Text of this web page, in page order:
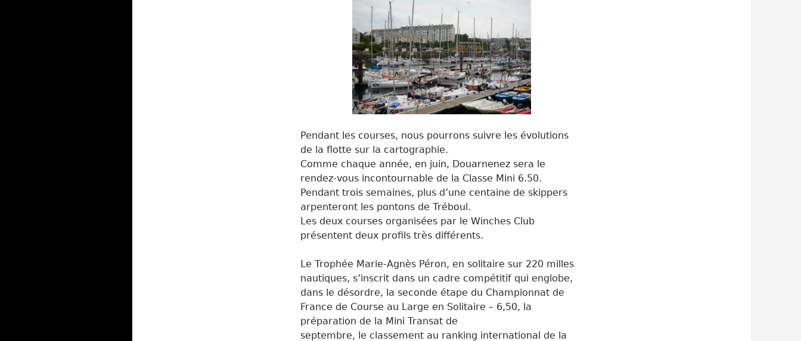
Pendant les courses, nous pourrons suivre les évolutions
de la flotte sur la cartographie.
Comme chaque année, en juin, Douarnenez sera le
rendez-vous incontournable de la Classe Mini 6.50.
Pendant trois semaines, plus d’une centaine de skippers
arpenteront les pontons de Tréboul.
Les deux courses organisées par le Winches Club
présentent deux profils très différents.
Le Trophée Marie-Agnès Péron, en solitaire sur 220 milles
nautiques, s’inscrit dans un cadre compétitif qui englobe,
dans le désordre, la seconde étape du Championnat de
France de Course au Large en Solitaire – 6,50, la
préparation de la Mini Transat de
septembre, le classement au ranking international de la